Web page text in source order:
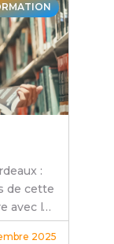
:
de cette
avec le
2025